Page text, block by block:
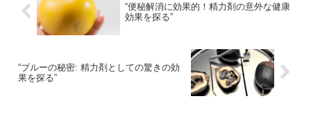
“便秘解消に効果的！精力剤の意外な健康
効果を探る”
“ブルーの秘密: 精力剤としての驚きの効
果を探る”